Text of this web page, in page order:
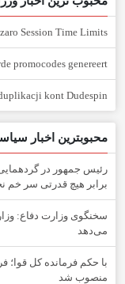
Session Time Limits
promocodes genereert
kont Dudespin
محبوبترین اخبار
رئیس جمهور در
برابر هیچ قدرتی سر خم
سخنگوی وزارت دفاع:
می‌دهد
با حکم فرمانده کل قوا؛
منصوب شد